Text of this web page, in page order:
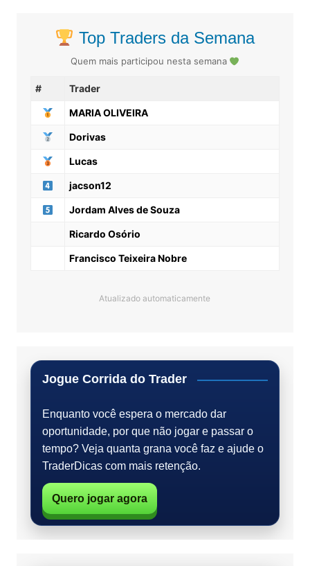
Top Traders da Semana
Quem mais participou nesta semana
# Trader
MARIA OLIVEIRA
Dorivas
Lucas
jacson12
Jordam Alves de Souza
Ricardo Osório
Francisco Teixeira Nobre
Atualizado automaticamente
Jogue Corrida do Trader
Enquanto você espera o mercado dar
oportunidade, por que não jogar e passar o
tempo? Veja quanta grana você faz e ajude o
TraderDicas com mais retenção.
Quero jogar agora